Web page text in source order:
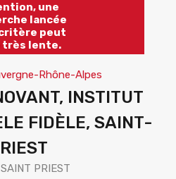
une
lancée
peut
très lente.
Rhône-Alpes
INSTITUT
FIDÈLE, SAINT-
PRIEST